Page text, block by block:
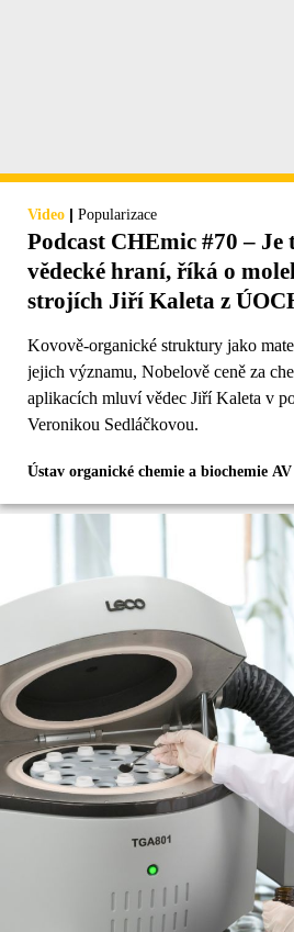
Video | Popularizace
Podcast CHEmic #70 – Je
vědecké hraní, říká o
strojích Jiří Kaleta z
Kovově-organické struktury jako
jejich významu, Nobelově ceně za
aplikacích mluví vědec Jiří Kaleta v
Veronikou Sedláčkovou.
Ústav organické chemie a biochemie